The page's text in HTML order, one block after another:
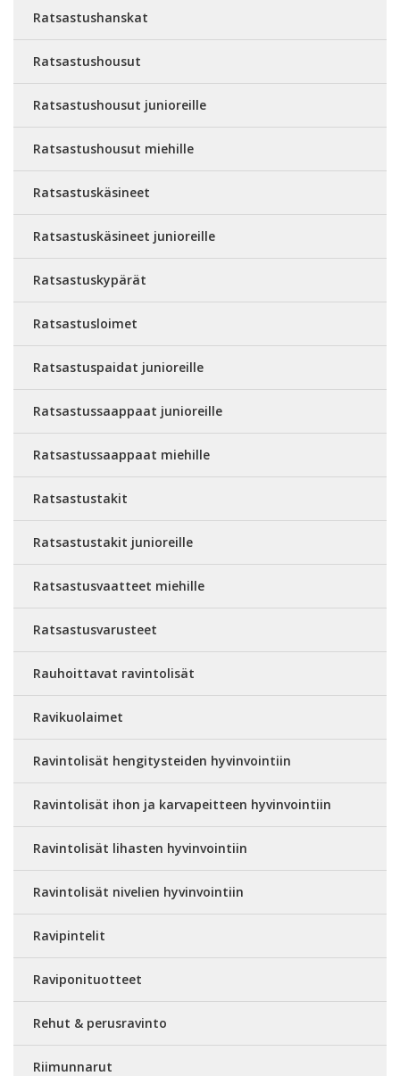
Ratsastushanskat
Ratsastushousut
Ratsastushousut junioreille
Ratsastushousut miehille
Ratsastuskäsineet
Ratsastuskäsineet junioreille
Ratsastuskypärät
Ratsastusloimet
Ratsastuspaidat junioreille
Ratsastussaappaat junioreille
Ratsastussaappaat miehille
Ratsastustakit
Ratsastustakit junioreille
Ratsastusvaatteet miehille
Ratsastusvarusteet
Rauhoittavat ravintolisät
Ravikuolaimet
Ravintolisät hengitysteiden hyvinvointiin
Ravintolisät ihon ja karvapeitteen hyvinvointiin
Ravintolisät lihasten hyvinvointiin
Ravintolisät nivelien hyvinvointiin
Ravipintelit
Raviponituotteet
Rehut & perusravinto
Riimunnarut